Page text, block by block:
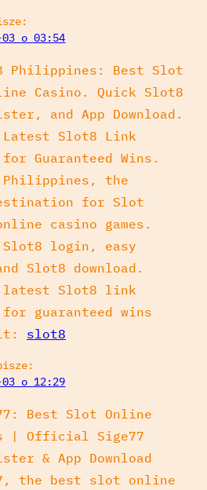
03 o 03:54
Philippines: Best Slot
Casino. Quick Slot8
and App Download.
Latest Slot8 Link
Guaranteed Wins.
the
for Slot
casino games.
login, easy
Slot8 download.
latest Slot8 link
guaranteed wins
slot8
03 o 12:29
Best Slot Online
| Official Sige77
& App Download
the best slot online